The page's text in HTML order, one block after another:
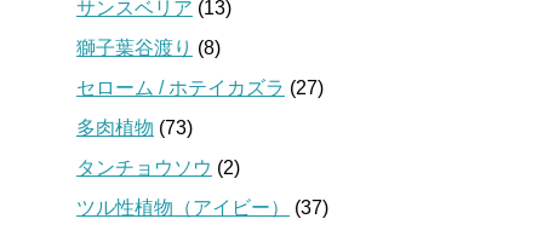
サンスベリア (13)
獅子葉谷渡り (8)
セローム / ホテイカズラ (27)
多肉植物 (73)
タンチョウソウ (2)
ツル性植物（アイビー）
(37)